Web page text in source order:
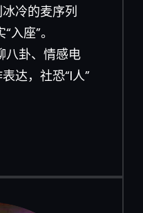
冷的麦序列
入座”。
八卦、情感电
达，社恐“I人”